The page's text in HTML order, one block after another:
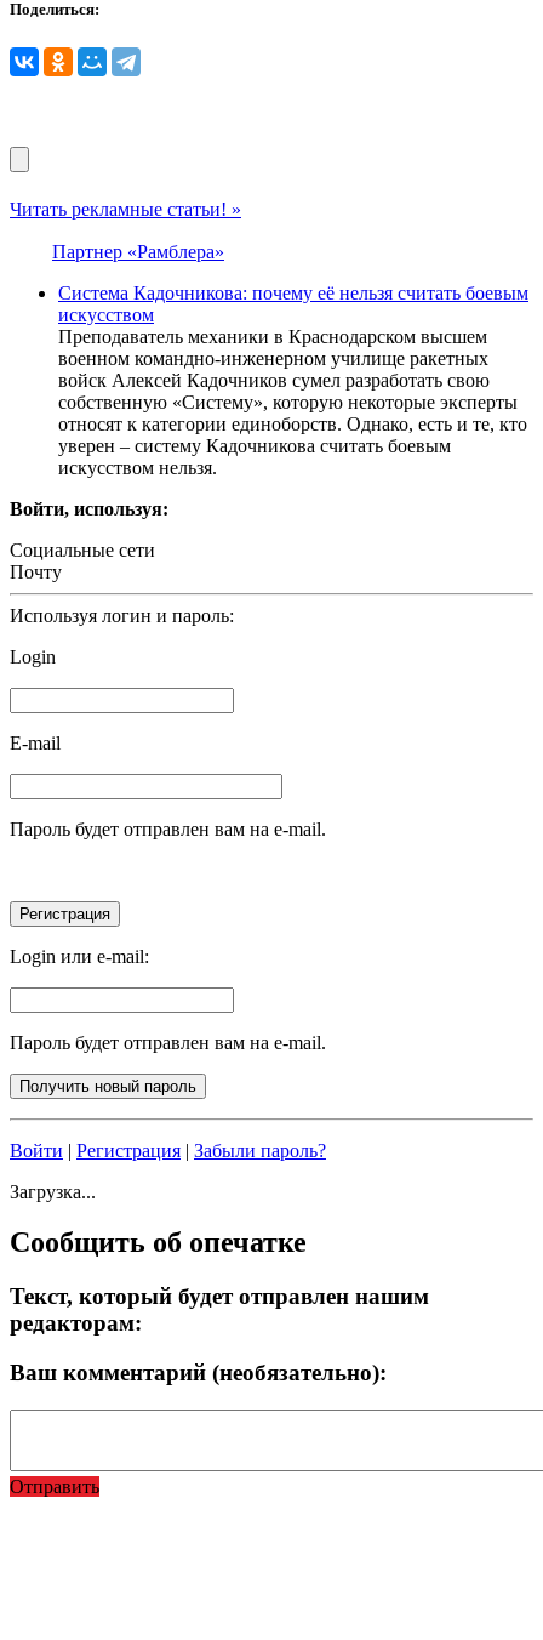
Поделиться:
Читать рекламные статьи! »
Партнер «Рамблера»
Система Кадочникова: почему её нельзя считать боевым
искусством
Преподаватель механики в Краснодарском высшем
военном командно-инженерном училище ракетных
войск Алексей Кадочников сумел разработать свою
собственную «Систему», которую некоторые эксперты
относят к категории единоборств. Однако, есть и те, кто
уверен – систему Кадочникова считать боевым
искусством нельзя.
Войти, используя:
Социальные сети
Почту
Используя логин и пароль:
Login
E-mail
Пароль будет отправлен вам на e-mail.
Login или e-mail:
Пароль будет отправлен вам на e-mail.
Войти | Регистрация | Забыли пароль?
Загрузка...
Сообщить об опечатке
Текст, который будет отправлен нашим
редакторам:
Ваш комментарий (необязательно):
Отправить